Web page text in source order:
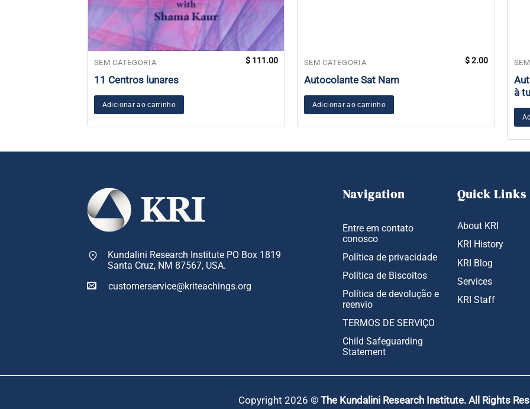
SEM CATEGORIA
11 Centros lunares
$ 111.00
Adicionar ao carrinho
SEM CATEGORIA
Autocolante Sat Nam
$2.00
Adicionar ao carrinho
à
Kundalini Research Institute PO Box 1819
Santa Cruz, NM 87567, USA.
customerservice@kriteachings.org
Navigation
Entre em contato
conosco
Política de privacidade
Política de Biscoitos
Política de devolução e
reenvio
TERMOS DE SERVIÇO
Child Safeguarding
Statement
Quick Links
About KRI
KRI History
KRI Blog
Services
KRI Staff
Copyright 2026 © The Kundalini Research Institute. All Rights